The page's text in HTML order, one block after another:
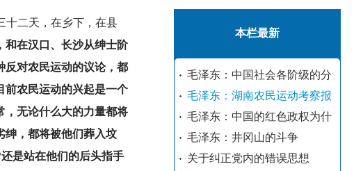
十二天，在乡下，在县
和在汉口、长沙从绅士阶
反对农民运动的议论，都
前农民运动的兴起是一个
，无论什么大的力量都将
绅，都将被他们葬入坟
是站在他们的后头指手
本栏最新
毛泽东：中国社会各阶级的分
毛泽东：湖南农民运动考察报
毛泽东：中国的红色政权为什
毛泽东：井冈山的斗争
关于纠正党内的错误思想